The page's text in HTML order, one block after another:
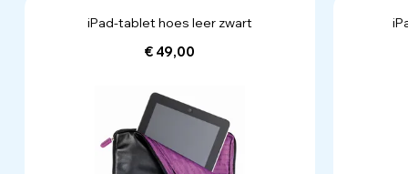
iPad-tablet hoes leer zwart
€ 49,00